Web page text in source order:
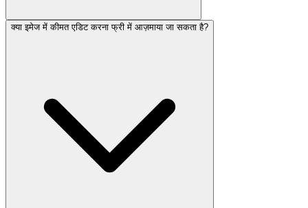
क्या इमेज में कीमत एडिट करना फ्री में आज़माया जा सकता है?